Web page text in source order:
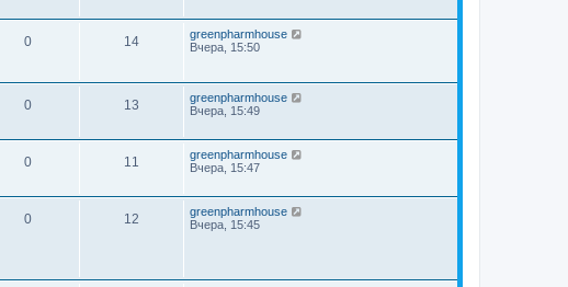
0 14
greenpharmhouse
Вчера, 15:50
0 13
greenpharmhouse
Вчера, 15:49
0 11
greenpharmhouse
Вчера, 15:47
0 12
greenpharmhouse
Вчера, 15:45